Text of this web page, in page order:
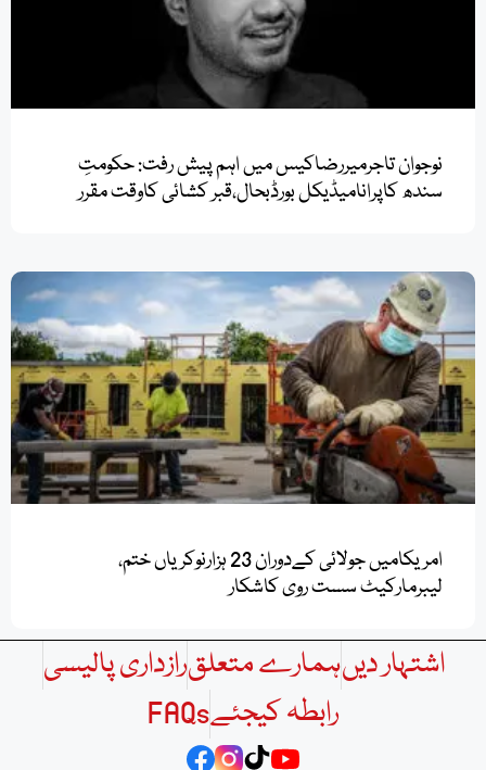
نوجوان تاجرمیررضاکیس میں اہم پیش رفت: حکومتِ
سندھ کاپرانامیڈیکل بورڈبحال،قبر کشائی کاوقت مقرر
امریکامیں جولائی کےدوران 23 ہزارنوکریاں ختم،
لیبرمارکیٹ سست روی کاشکار
اشتہار دیںہمارے متعلقرازداری پالیسی
رابطہ کیجئے FAQs